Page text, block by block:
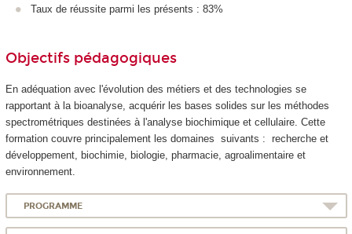
Taux de réussite parmi les présents : 83%
Objectifs pédagogiques
En adéquation avec l'évolution des métiers et des technologies se
rapportant à la bioanalyse, acquérir les bases solides sur les méthodes
spectrométriques destinées à l'analyse biochimique et cellulaire. Cette
formation couvre principalement les domaines suivants : recherche et
développement, biochimie, biologie, pharmacie, agroalimentaire et
environnement.
PROGRAMME